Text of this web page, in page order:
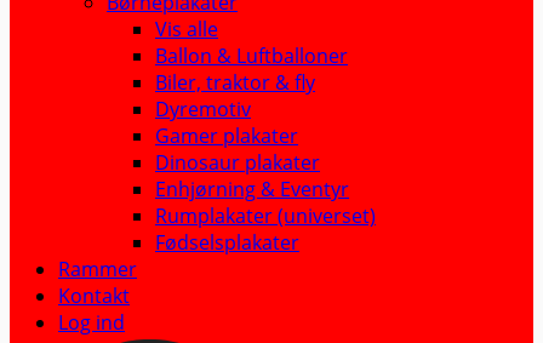
Vis alle
Ballon & Luftballoner
Biler, traktor & fly
Dyremotiv
Gamer plakater
Dinosaur plakater
Enhjørning & Eventyr
Rumplakater (universet)
Fødselsplakater
Rammer
Kontakt
Log ind